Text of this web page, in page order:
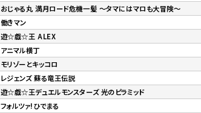
おじゃる丸 満月ロード危機一髪 〜タマにはマロも大冒険〜
働きマン
遊☆戯☆王 ALEX
アニマル横丁
モリゾーとキッコロ
レジェンズ 蘇る竜王伝説
遊☆戯☆王デュエルモンスターズ 光のピラミッド
フォルツァ!ひでまる